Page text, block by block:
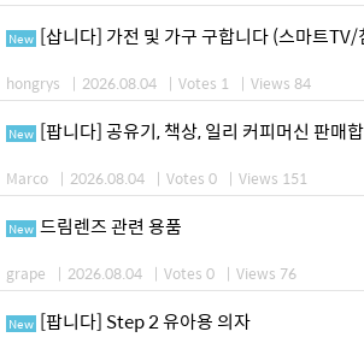
New [삽니다] 가전 및 가구 구합니다 (스마트
hongrys | 2026.08.04 | Votes 1 | Views 84
New [팝니다] 공유기, 책상, 일리 커피머신 판매
Marco | 2026.08.04 | Votes 0 | Views 151
New 드림렌즈 관련 용품
grape | 2026.08.04 | Votes 0 | Views 76
New [팝니다] Step 2 유아용 의자